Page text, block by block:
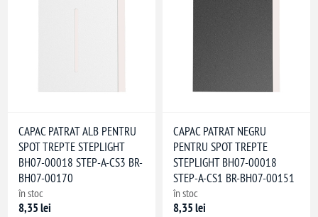
CAPAC PATRAT ALB PENTRU
SPOT TREPTE STEPLIGHT
BH07-00018 STEP-A-CS3 BR-
BH07-00170
în stoc
8,35 lei
CAPAC PATRAT NEGRU
PENTRU SPOT TREPTE
STEPLIGHT BH07-00018
STEP-A-CS1 BR-BH07-00151
în stoc
8,35 lei